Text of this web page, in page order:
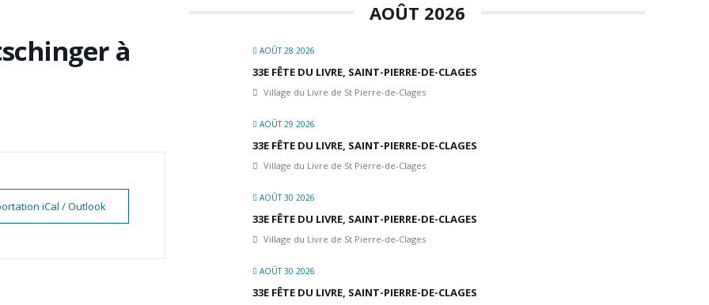
à
iCal / Outlook
AOÛT 2026
AOÛT 28 2026
33E FÊTE DU LIVRE, SAINT-PIERRE-DE-CLAGES
Village du Livre de St Pierre-de-Clages
AOÛT 29 2026
33E FÊTE DU LIVRE, SAINT-PIERRE-DE-CLAGES
Village du Livre de St Pierre-de-Clages
AOÛT 30 2026
33E FÊTE DU LIVRE, SAINT-PIERRE-DE-CLAGES
Village du Livre de St Pierre-de-Clages
AOÛT 30 2026
33E FÊTE DU LIVRE, SAINT-PIERRE-DE-CLAGES